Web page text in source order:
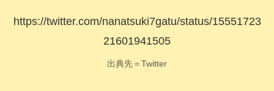
https://twitter.com/nanatsuki7gatu/status/15551723
21601941505
出典先＝Twitter